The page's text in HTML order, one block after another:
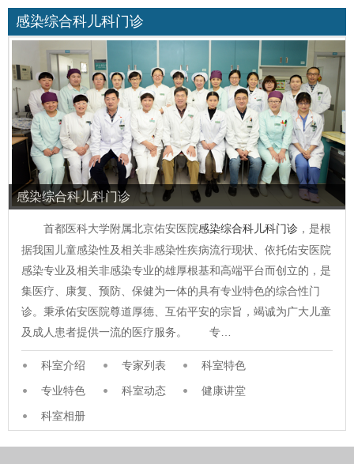
感染综合科儿科门诊
感染综合科儿科门诊
首都医科大学附属北京佑安医院感染综合科儿科门诊 ，是根
据我国儿童感染性及相关非感染性疾病流行现状、依托佑安医院
感染专业及相关非感染专业的雄厚根基和高端平台而创立的，是
集医疗、康复、预防、保健为一体的具有专业特色的综合性门
诊。秉承佑安医院尊道厚德、互佑平安的宗旨，竭诚为广大儿童
及成人患者提供一流的医疗服务。 专…
科室介绍 专家列表
科室特色
专业特色
科室动态
健康讲堂
科室相册